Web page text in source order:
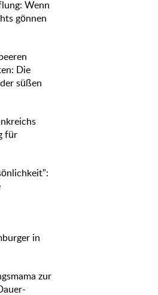
Wenn
gönnen
Die
süßen
für
in
zur